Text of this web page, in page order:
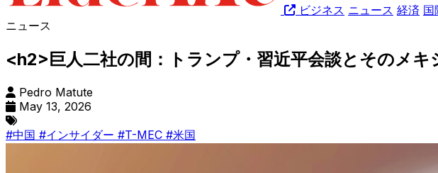
ビジネス ニュース 経済 国
ニュース
<h2>巨人二社の間：トランプ・習近平会談とそのメ
Pedro Matute
May 13, 2026
#中国 #インサイダー #T-MEC #米国